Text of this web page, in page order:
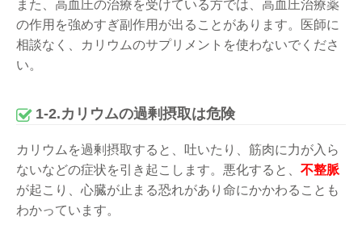
また、高血圧の治療を受けている方では、高血圧治療薬
の作用を強めすぎ副作用が出ることがあります。医師に
相談なく、カリウムのサプリメントを使わないでくださ
い。
1-2.カリウムの過剰摂取は危険
カリウムを過剰摂取すると、吐いたり、筋肉に力が入ら
ないなどの症状を引き起こします。悪化すると、 不整脈
が起こり、心臓が止まる恐れがあり命にかかわることも
わかっています。